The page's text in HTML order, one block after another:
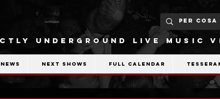
UNDERGROUND LIVE MUSIC
News Next shows Full calendar